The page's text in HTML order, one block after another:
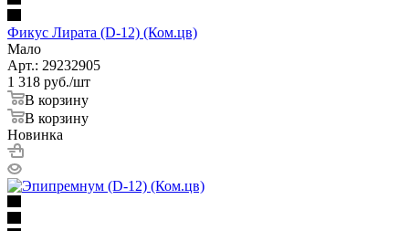
Фикус Лирата (D-12) (Ком.цв)
Мало
Арт.: 29232905
1 318 руб./шт
В корзину
В корзину
Новинка